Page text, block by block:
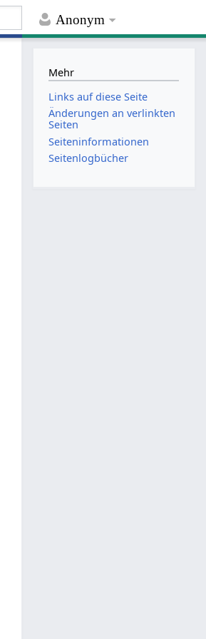
Anonym
Mehr
Links auf diese Seite
Änderungen an verlinkten
Seiten
Seiten­­informationen
Seitenlogbücher